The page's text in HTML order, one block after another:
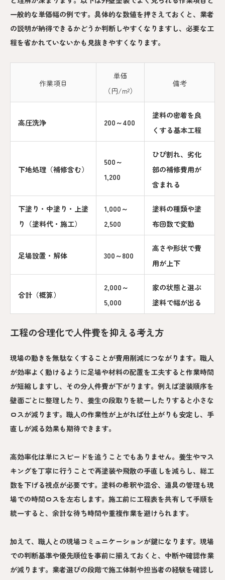
一般的な単価幅の例です。具体的な数値を押さえておくと、業者
の説明が納得できるかどうか判断しやすくなりますし、必要な工
程を省かれていないかも見抜きやすくなります。
作業項目
単価
（円/m²）
備考
高圧洗浄 200～400
塗料の密着を良
くする基本工程
下地処理（補修含む）
500～
1,200
ひび割れ、劣化
部の補修費用が
含まれる
下塗り・中塗り・上塗
り（塗料代・施工）
1,000～
2,500
塗料の種類や塗
布回数で変動
足場設置・解体 300～800
高さや形状で費
用が上下
合計（概算）
2,000～
5,000
家の状態と選ぶ
塗料で幅が出る
工程の合理化で人件費を抑える考え方
現場の動きを無駄なくすることが費用削減につながります。職人
が効率よく動けるように足場や材料の配置を工夫すると作業時間
が短縮しますし、その分人件費が下がります。例えば塗装順序を
壁面ごとに整理したり、養生の段取りを統一したりすると小さな
ロスが減ります。職人の作業性が上がれば仕上がりも安定し、手
直しが減る効果も期待できます。
高効率化は単にスピードを追うことでもありません。養生やマス
キングを丁寧に行うことで再塗装や飛散の手直しを減らし、総工
数を下げる視点が必要です。塗料の希釈や混合、道具の管理も現
場での時間ロスを左右します。施工前に工程表を共有して手順を
統一すると、余計な待ち時間や重複作業を避けられます。
加えて、職人との現場コミュニケーションが鍵になります。現場
での判断基準や優先順位を事前に揃えておくと、中断や確認作業
が減ります。業者選びの段階で施工体制や担当者の経験を確認し